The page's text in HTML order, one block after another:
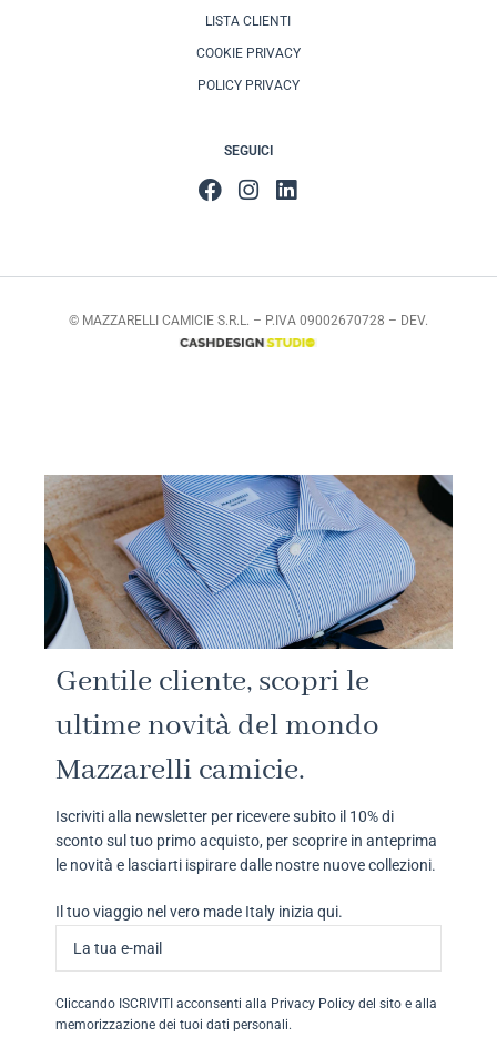
LISTA CLIENTI
COOKIE PRIVACY
POLICY PRIVACY
SEGUICI
© MAZZARELLI CAMICIE S.R.L. – P.IVA 09002670728 – DEV.
Gentile cliente, scopri le
ultime novità del mondo
Mazzarelli camicie.
Iscriviti alla newsletter per ricevere subito il 10% di
sconto sul tuo primo acquisto, per scoprire in anteprima
le novità e lasciarti ispirare dalle nostre nuove collezioni.
Il tuo viaggio nel vero made Italy inizia qui.
Cliccando ISCRIVITI acconsenti alla Privacy Policy del sito e alla
memorizzazione dei tuoi dati personali.